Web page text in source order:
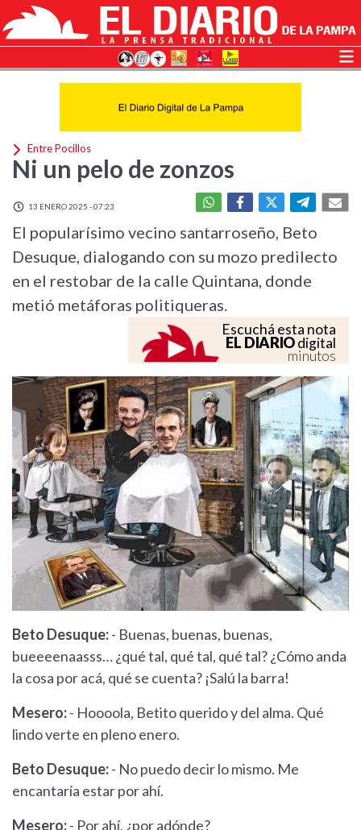
Entre Pocillos
Ni un pelo de zonzos
13 ENERO 2025 - 07:23
El popularísimo vecino santarroseño, Beto
Desuque, dialogando con su mozo predilecto
en el restobar de la calle Quintana, donde
metió metáforas politiqueras.
Escuchá esta nota
EL DIARIOdigital
minutos
Beto Desuque:- Buenas, buenas, buenas,
bueeeenaasss… ¿qué tal, qué tal, qué tal? ¿Cómo anda
la cosa por acá, qué se cuenta? ¡Salú la barra!
Mesero:- Hoooola, Betito querido y del alma. Qué
lindo verte en pleno enero.
Beto Desuque:- No puedo decir lo mismo. Me
encantaría estar por ahí.
Mesero:- Por ahí, ¿por adónde?